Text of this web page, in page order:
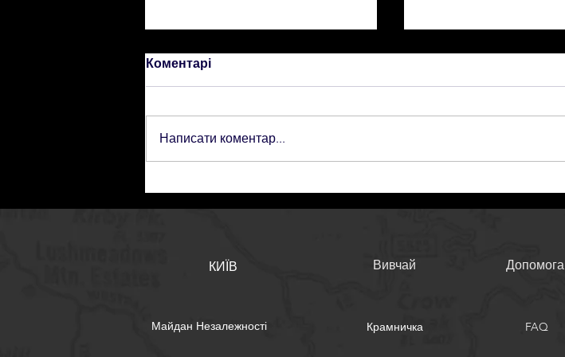
страйкболі: ключ до
для страйкболу
Коментарі
Написати коментар...
КИЇВ Вивчай Допомога
Майдан Незалежності Крамничка FAQ